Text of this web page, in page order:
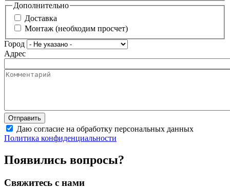
Дополнительно
Доставка
Монтаж (необходим просчет)
Город
Адрес
Даю согласие на обработку персональных данных
Политика конфиденциальности
Появились вопросы?
Свяжитесь с нами